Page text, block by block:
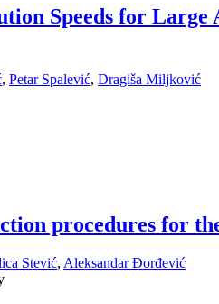
Speeds for
, Petar Spalević, Dragiša Miljković
procedures for
Stević, Aleksandar Đorđević